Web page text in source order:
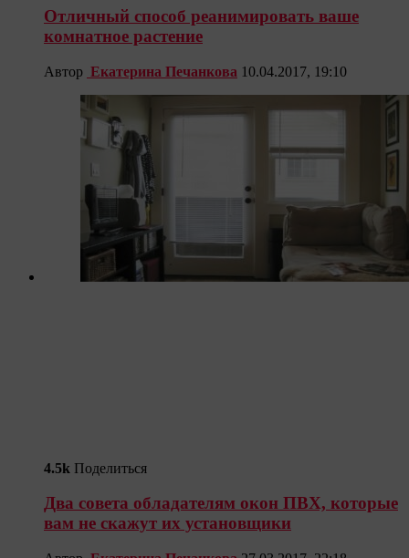
Отличный способ реанимировать ваше
комнатное растение
Автор Екатерина Печанкова 10.04.2017, 19:10
4.5k Поделиться
Два совета обладателям окон ПВХ, которые
вам не скажут их установщики